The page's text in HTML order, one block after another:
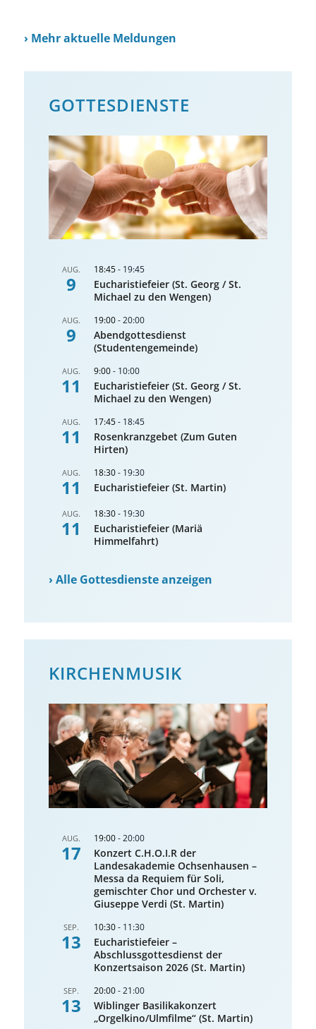
› Mehr aktuelle Meldungen
GOTTES­DIENSTE
AUG.
9
18:45- 19:45
Eucharistiefeier (St. Georg / St.
Michael zu den Wengen)
AUG.
9
19:00-20:00
Abendgottesdienst
(Studentengemeinde)
AUG.
11
9:00- 10:00
Eucharistiefeier (St. Georg / St.
Michael zu den Wengen)
AUG.
11
17:45- 18:45
Rosenkranzgebet (Zum Guten
Hirten)
AUG.
11
18:30- 19:30
Eucharistiefeier (St. Martin)
AUG.
11
18:30- 19:30
Eucharistiefeier (Mariä
Himmelfahrt)
›Alle Gottesdienste anzeigen
KIRCHENMUSIK
AUG.
17
19:00-20:00
Konzert C.H.O.I.R der
Landesakademie Ochsenhausen –
Messa da Requiem für Soli,
gemischter Chor und Orchester v.
Giuseppe Verdi (St. Martin)
SEP.
13
10:30- 11:30
Eucharistiefeier –
Abschlussgottesdienst der
Konzertsaison 2026 (St. Martin)
SEP.
13
20:00-21:00
Wiblinger Basilikakonzert
„Orgelkino/Ulmfilme“ (St. Martin)